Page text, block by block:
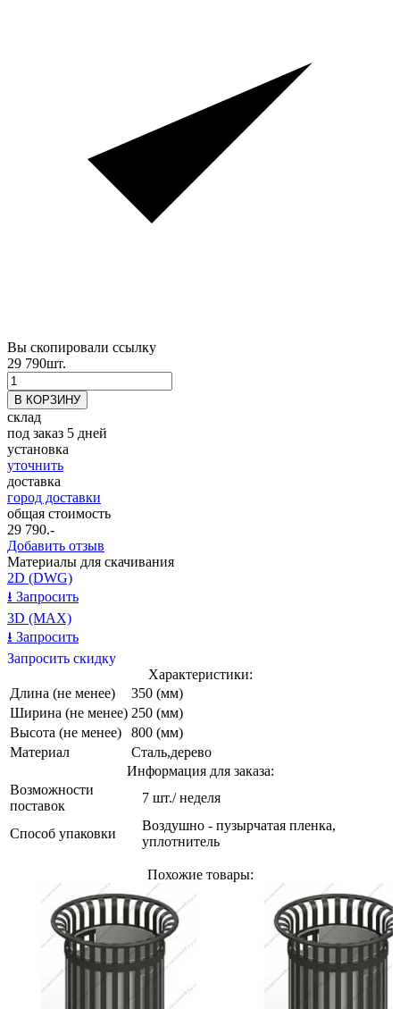
Вы скопировали ссылку
29 790шт.
склад
под заказ 5 дней
установка
уточнить
доставка
город доставки
общая стоимость
29 790.-
Добавить отзыв
Материалы для скачивания
2D (DWG)
⭳ Запросить
3D (MAX)
⭳ Запросить
Запросить скидку
Характеристики:
Длина (не менее)
350 (мм)
Ширина (не менее) 250 (мм)
Высота (не менее)
800 (мм)
Материал
Сталь,дерево
Информация для заказа:
Возможности
поставок
7 шт./ неделя
Способ упаковки
Воздушно - пузырчатая пленка,
уплотнитель
Похожие товары: